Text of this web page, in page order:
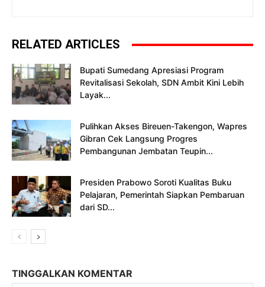
RELATED ARTICLES
Bupati Sumedang Apresiasi Program
Revitalisasi Sekolah, SDN Ambit Kini Lebih
Layak...
Pulihkan Akses Bireuen-Takengon, Wapres
Gibran Cek Langsung Progres
Pembangunan Jembatan Teupin...
Presiden Prabowo Soroti Kualitas Buku
Pelajaran, Pemerintah Siapkan Pembaruan
dari SD...
TINGGALKAN KOMENTAR